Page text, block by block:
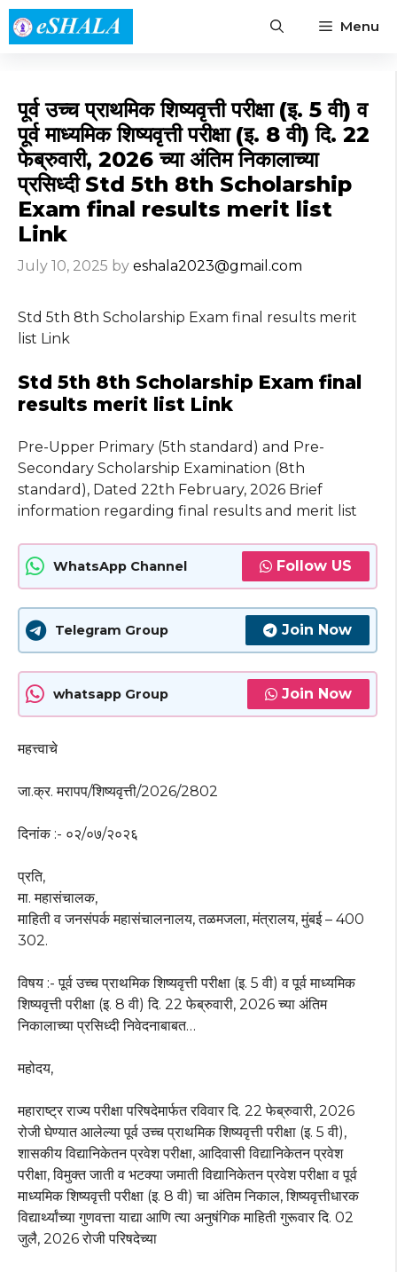
Skip
to
Menu
पूर्व उच्च प्राथमिक शिष्यवृत्ती परीक्षा (इ. 5 वी) व
पूर्व माध्यमिक शिष्यवृत्ती परीक्षा (इ. 8 वी) दि. 22
फेब्रुवारी, 2026 च्या अंतिम निकालाच्या
प्रसिध्दी Std 5th 8th Scholarship
Exam final results merit list
Link
July 10, 2025 by eshala2023@gmail.com
Std 5th 8th Scholarship Exam final results merit
list Link
Std 5th 8th Scholarship Exam final
results merit list Link
Pre-Upper Primary (5th standard) and Pre-
Secondary Scholarship Examination (8th
standard), Dated 22th February, 2026 Brief
information regarding final results and merit list
WhatsApp Channel Follow US
Telegram Group Join Now
whatsapp Group Join Now
महत्त्वाचे
जा.क्र. मरापप/शिष्यवृत्ती/2026/2802
दिनांक :- ०२/०७/२०२६
प्रति,
मा. महासंचालक,
माहिती व जनसंपर्क महासंचालनालय, तळमजला, मंत्रालय, मुंबई – 400
302.
विषय :- पूर्व उच्च प्राथमिक शिष्यवृत्ती परीक्षा (इ. 5 वी) व पूर्व माध्यमिक
शिष्यवृत्ती परीक्षा (इ. 8 वी) दि. 22 फेब्रुवारी, 2026 च्या अंतिम
निकालाच्या प्रसिध्दी निवेदनाबाबत…
महोदय,
महाराष्ट्र राज्य परीक्षा परिषदेमार्फत रविवार दि. 22 फेब्रुवारी, 2026
रोजी घेण्यात आलेल्या पूर्व उच्च प्राथमिक शिष्यवृत्ती परीक्षा (इ. 5 वी),
शासकीय विद्यानिकेतन प्रवेश परीक्षा, आदिवासी विद्यानिकेतन प्रवेश
परीक्षा, विमुक्त जाती व भटक्या जमाती विद्यानिकेतन प्रवेश परीक्षा व पूर्व
माध्यमिक शिष्यवृत्ती परीक्षा (इ. 8 वी) चा अंतिम निकाल, शिष्यवृत्तीधारक
विद्यार्थ्यांच्या गुणवत्ता याद्या आणि त्या अनुषंगिक माहिती गुरूवार दि. 02
जुलै, 2026 रोजी परिषदेच्या